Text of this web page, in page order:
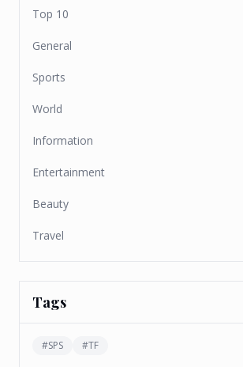
Top 10
General
Sports
World
Information
Entertainment
Beauty
Travel
Tags
#SPS #TF